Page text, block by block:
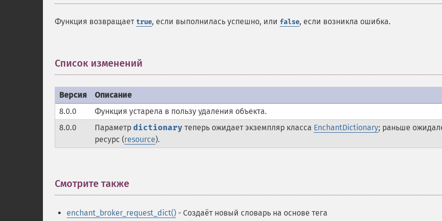
Функция возвращает true, если выполнилась успешно, или false, если возникла ошибка.
Список изменений
Версия
Описание
8.0.0
Функция устарела в пользу удаления объекта.
8.0.0
Параметр dictionary теперь ожидает экземпляр класса EnchantDictionary; раньше
ресурс (resource).
Смотрите также
enchant_broker_request_dict() - Создаёт новый словарь на основе тега